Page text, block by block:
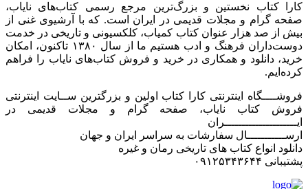
کارا کتاب نخستین و بزرگ‌ترین مرجع رسمی کتاب‌های نایاب،
صفحه گرام و مجلات قدیمی در ایران است. که با آرشیوی غنی از
بیش از صد هزار عنوان کتاب کمیاب، کلکسیونی و تاریخی در خدمت
دوست‌داران فرهنگ و ادب هستیم ما از سال ۱۳۸۰ تاکنون، امکان
خرید، دانلود و همکاری در خرید و فروش کتاب‌های نایاب را فراهم
کرده‌ایم.
فروشــــگاه اینترنتی کارا کتاب اولین و بزرگترین ســایت اینترنتی
فروش کتاب نایاب، صفحه گرام و مجلات قدیمی در
ایـــــــــــــــــــــران
ارســـــــــــال سفارشات به سراسر ایران و جهان
دانلود انواع کتاب های تاریخی رمان و غیره
پشتیبانی ۰۹۱۲۵۳۴۳۶۴۴